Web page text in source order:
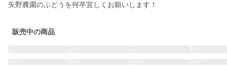
矢野農園のぶどうを何卒宜しくお願いします！
販売中の商品